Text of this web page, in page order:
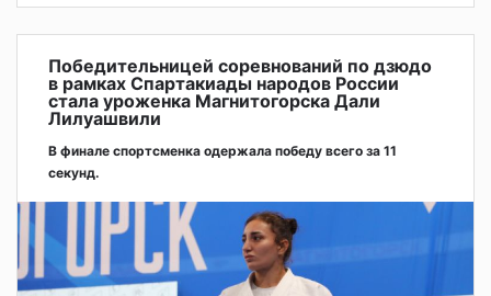
Победительницей соревнований по дзюдо
в рамках Спартакиады народов России
стала уроженка Магнитогорска Дали
Лилуашвили
В финале спортсменка одержала победу всего за 11
секунд.